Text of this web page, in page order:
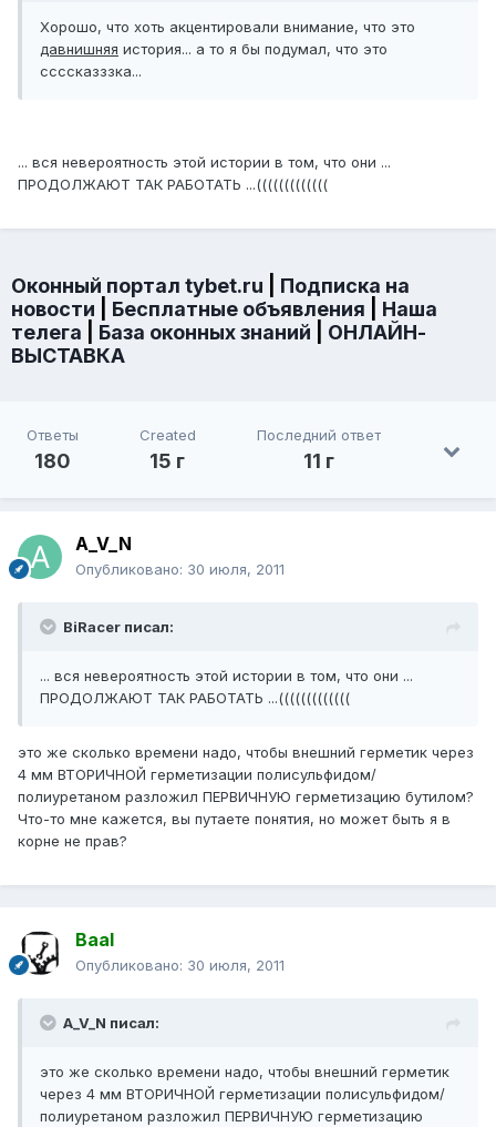
Хорошо, что хоть акцентировали внимание, что это
давнишняя история... а то я бы подумал, что это
ссссказззка...
... вся невероятность этой истории в том, что они ...
ПРОДОЛЖАЮТ ТАК РАБОТАТЬ ...(((((((((((((
Оконный портал tybet.ru
Подписка на
новости
Бесплатные объявления
Наша
телега
База оконных знаний
ОНЛАЙН-
ВЫСТАВКА
Ответы
180
Created
15 г
Последний ответ
11 г
A_V_N
Опубликовано: 30 июля, 2011
BiRacer писал:
... вся невероятность этой истории в том, что они ...
ПРОДОЛЖАЮТ ТАК РАБОТАТЬ ...(((((((((((((
это же сколько времени надо, чтобы внешний герметик через
4 мм ВТОРИЧНОЙ герметизации полисульфидом/
полиуретаном разложил ПЕРВИЧНУЮ герметизацию бутилом?
Что-то мне кажется, вы путаете понятия, но может быть я в
корне не прав?
Baal
Опубликовано: 30 июля, 2011
A_V_N писал:
это же сколько времени надо, чтобы внешний герметик
через 4 мм ВТОРИЧНОЙ герметизации полисульфидом/
полиуретаном разложил ПЕРВИЧНУЮ герметизацию